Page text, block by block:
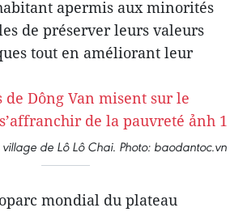
apermis aux minorités
de préserver leurs valeurs
tout en améliorant leur
de Lô Lô Chai. Photo: baodantoc.vn
mondial du plateau